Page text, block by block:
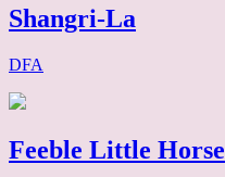
Shangri-La
DFA
Feeble Little Horse